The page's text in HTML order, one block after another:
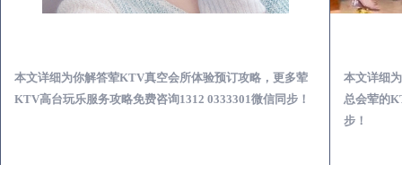
本文详细为你解答荤KTV真空会所体验预订攻略，更多荤
KTV高台玩乐服务攻略免费咨询1312 0333301微信同步！
本文详细
总会荤的
步！